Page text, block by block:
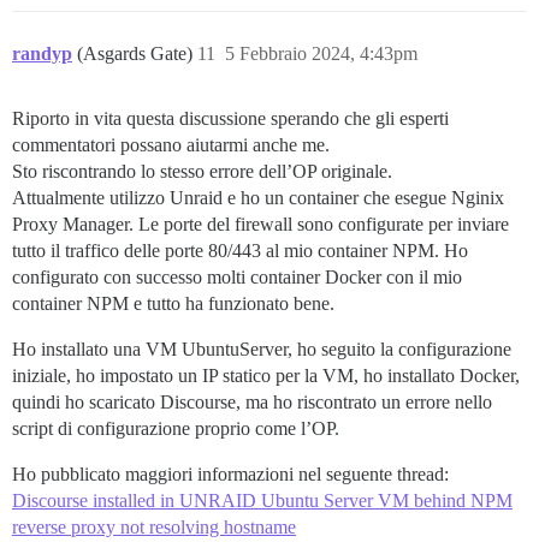
randyp (Asgards Gate) 5 Febbraio 2024, 4:43pm
11
Riporto in vita questa discussione sperando che gli esperti
commentatori possano aiutarmi anche me.
Sto riscontrando lo stesso errore dell’OP originale.
Attualmente utilizzo Unraid e ho un container che esegue Nginix
Proxy Manager. Le porte del firewall sono configurate per inviare
tutto il traffico delle porte 80/443 al mio container NPM. Ho
configurato con successo molti container Docker con il mio
container NPM e tutto ha funzionato bene.
Ho installato una VM UbuntuServer, ho seguito la configurazione
iniziale, ho impostato un IP statico per la VM, ho installato Docker,
quindi ho scaricato Discourse, ma ho riscontrato un errore nello
script di configurazione proprio come l’OP.
Ho pubblicato maggiori informazioni nel seguente thread:
Discourse installed in UNRAID Ubuntu Server VM behind NPM
reverse proxy not resolving hostname